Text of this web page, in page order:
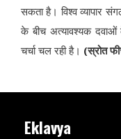
सकता है। विश्व व्यापार
के बीच अत्यावश्यक
चर्चा चल रही है। (स्रोत
Eklavya